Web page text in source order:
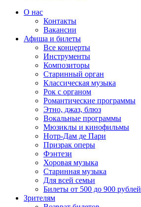
О нас
Контакты
Вакансии
Афиша и билеты
Все концерты
Инструменты
Композиторы
Старинный орган
Классическая музыка
Рок с органом
Романтические программы
Этно, джаз, блюз
Вокальные программы
Мюзиклы и кинофильмы
Нотр-Дам де Пари
Призрак оперы
Фэнтези
Хоровая музыка
Старинная музыка
Для всей семьи
Билеты от 500 до 900 рублей
Зрителям